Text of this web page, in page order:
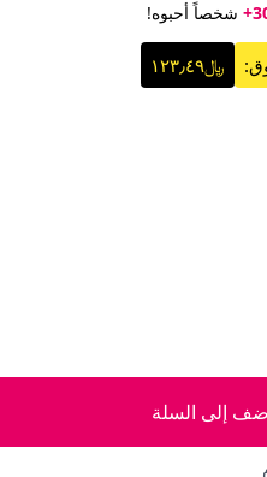
شخصاً أحبوه!
﷼١٢٣٫٤٩
إلى السلة